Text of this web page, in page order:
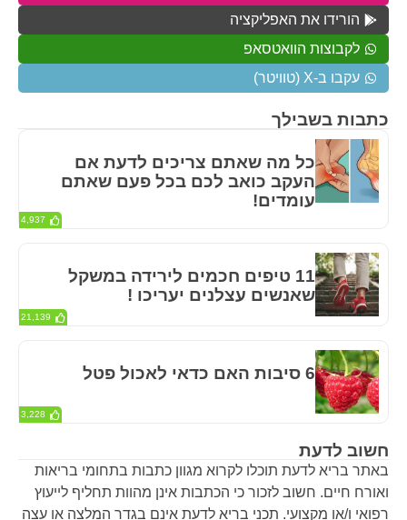
חשוב לדעת
באתר בריא לדעת תוכלו לקרוא מגוון כתבות בתחומי בריאות
ואורח חיים. חשוב לזכור כי הכתבות אינן מהוות תחליף לייעוץ
רפואי ו/או מקצועי. תכני בריא לדעת אינם בגדר המלצה או עצה
כתבות בשבילך
כל מה שאתם צריכים לדעת אם
העקב כואב לכם בכל פעם שאתם
עומדים!
4,937
11 טיפים חכמים לירידה במשקל
שאנשים עצלנים יעריכו !
21,139
6 סיבות האם כדאי לאכול פטל
3,228
הורידו את האפליקציה
לקבוצות הוואטסאפ
עקבו ב-X (טוויטר)